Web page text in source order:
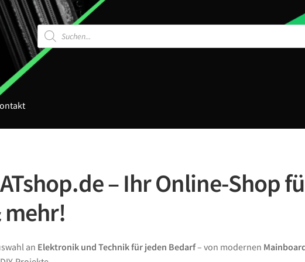
Products
search
– Ihr Online-Shop
mehr!
an Elektronik und Technik für jeden Bedarf– von modernen